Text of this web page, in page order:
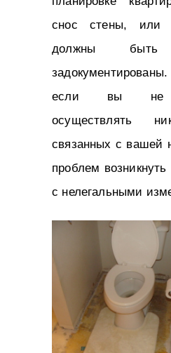
снос стены, или
должны быть
если вы не
осуществлять
связанных с вашей
проблем
с нелегальными